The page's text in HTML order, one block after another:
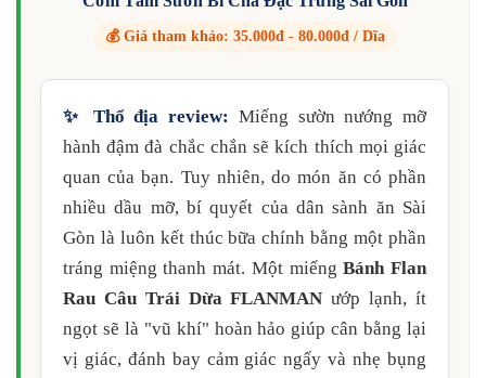
💰 Giá tham khảo: 35.000đ - 80.000đ / Dĩa
✨ Thổ địa review: Miếng sườn nướng mỡ
hành đậm đà chắc chắn sẽ kích thích mọi giác
quan của bạn. Tuy nhiên, do món ăn có phần
nhiều dầu mỡ, bí quyết của dân sành ăn Sài
Gòn là luôn kết thúc bữa chính bằng một phần
tráng miệng thanh mát. Một miếngBánh Flan
Rau Câu Trái Dừa FLANMAN ướp lạnh, ít
ngọt sẽ là "vũ khí" hoàn hảo giúp cân bằng lại
vị giác, đánh bay cảm giác ngấy và nhẹ bụng